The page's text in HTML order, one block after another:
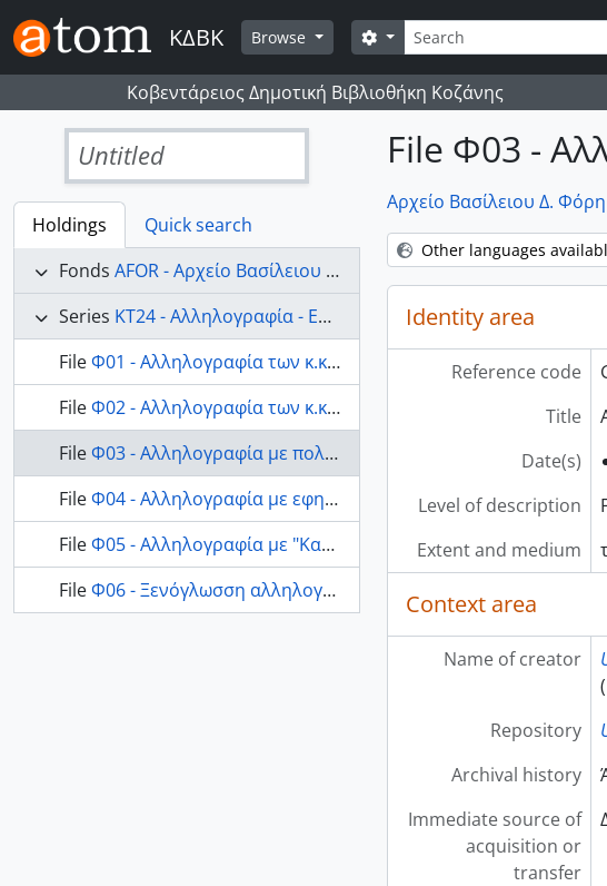
Skip to main content
ΚΔΒΚ Browse Search
Search options
Κοβεντάρειος Δημοτική Βιβλιοθήκη Κοζάνης
Untitled
Holdings
Quick search
Fonds AFOR - Αρχείο Βασίλειου Δ. Φόρη
Series ΚΤ24 - Αλληλογραφία - Επιστολές
FileΦ01 - Αλληλογραφία των κ.κ. Β.Δ. Φόρη και Π. Κανελλόπουλου.
FileΦ02 - Αλληλογραφία των κ.κ. Β.Δ. Φόρη και Γ. Ράλλη.
FileΦ03 - Αλληλογραφία με πολιτικά πρόσωπα.
FileΦ04 - Αλληλογραφία με εφημερίδες και περιοδικά
FileΦ05 - Αλληλογραφία με "Καθημερινή"
FileΦ06 - Ξενόγλωσση αλληλογραφία
File Φ03 -
Αρχείο Βασίλειου Δ. Φόρη
Other languages
Identity area
Reference code
Title
Date(s)
Level of description
Extent and medium
Context area
Name of creator
Repository
Archival history
Immediate source of
acquisition or
transfer